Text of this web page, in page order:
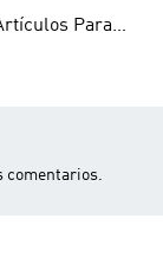
Para
comentarios.